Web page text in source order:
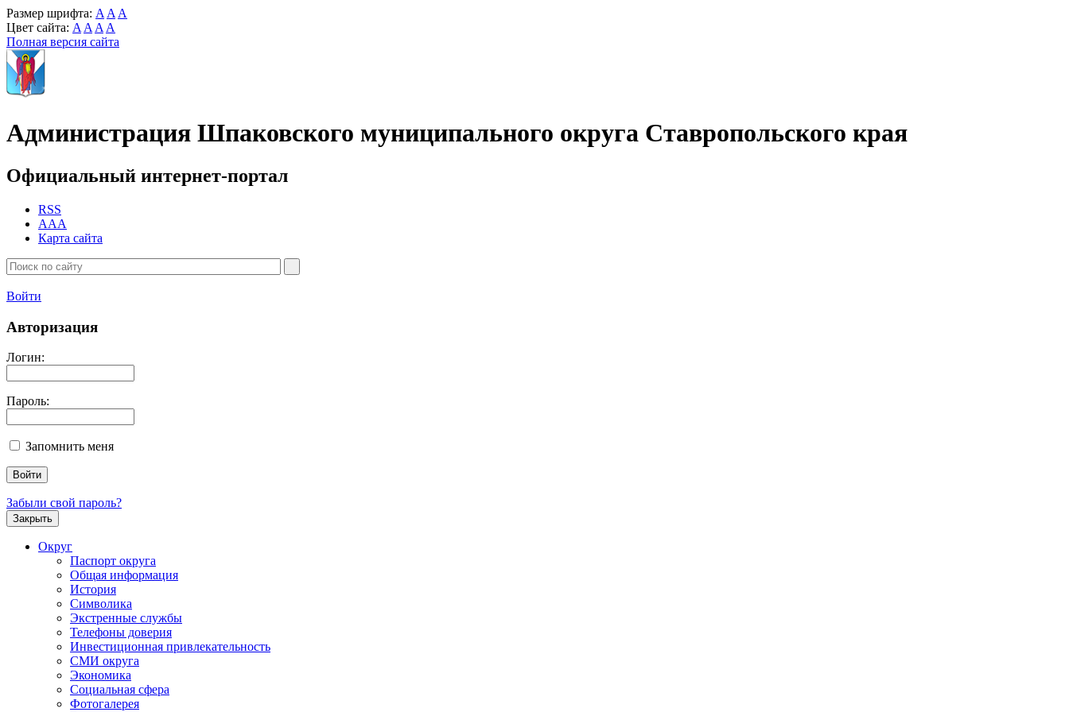
Размер шрифта: A A A
Цвет сайта: A A A A
Полная версия сайта
Администрация Шпаковского муниципального округа Ставропольского края
Официальный интернет-портал
RSS
AAA
Карта сайта
Войти
Авторизация
Логин:
Пароль:
Запомнить меня
Забыли свой пароль?
Закрыть
Округ
Паспорт округа
Общая информация
История
Символика
Экстренные службы
Телефоны доверия
Инвестиционная привлекательность
СМИ округа
Экономика
Социальная сфера
Фотогалерея